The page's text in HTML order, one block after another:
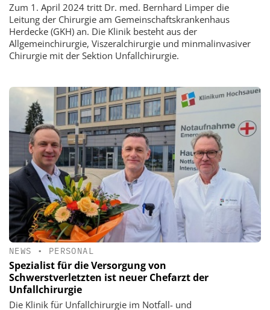
Zum 1. April 2024 tritt Dr. med. Bernhard Limper die
Leitung der Chirurgie am Gemeinschaftskrankenhaus
Herdecke (GKH) an. Die Klinik besteht aus der
Allgemeinchirurgie, Viszeralchirurgie und minmalinvasiver
Chirurgie mit der Sektion Unfallchirurgie.
NEWS • PERSONAL
Spezialist für die Versorgung von
Schwerstverletzten ist neuer Chefarzt der
Unfallchirurgie
Die Klinik für Unfallchirurgie im Notfall- und